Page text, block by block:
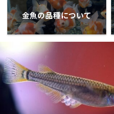
金魚の品種について